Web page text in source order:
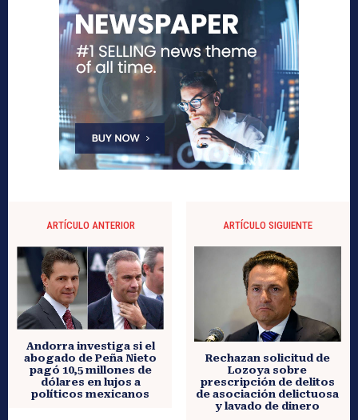
ARTÍCULO ANTERIOR
Andorra investiga si el
abogado de Peña Nieto
pagó 10,5 millones de
dólares en lujos a
políticos mexicanos
ARTÍCULO SIGUIENTE
Rechazan solicitud de
Lozoya sobre
prescripción de delitos
de asociación delictuosa
y lavado de dinero